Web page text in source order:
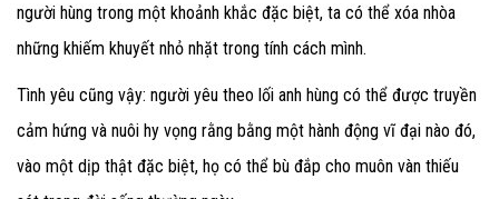
người hùng trong một khoảnh khắc đặc biệt, ta có thể xóa nhòa
những khiếm khuyết nhỏ nhặt trong tính cách mình.
Tình yêu cũng vậy: người yêu theo lối anh hùng có thể được truyền
cảm hứng và nuôi hy vọng rằng bằng một hành động vĩ đại nào đó,
vào một dịp thật đặc biệt, họ có thể bù đắp cho muôn vàn thiếu